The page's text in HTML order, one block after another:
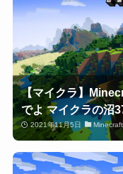
【マイクラ】
でよ マイクラの沼
2021年11月5日 Minecraft